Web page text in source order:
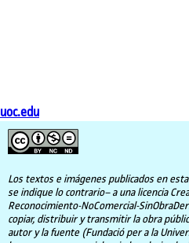
uoc.edu
Los textos e imágenes publicados en
se indique lo contrario– a una licencia
Reconocimiento-NoComercial-
copiar, distribuir y transmitir la obra
autor y la fuente (Fundació per a la